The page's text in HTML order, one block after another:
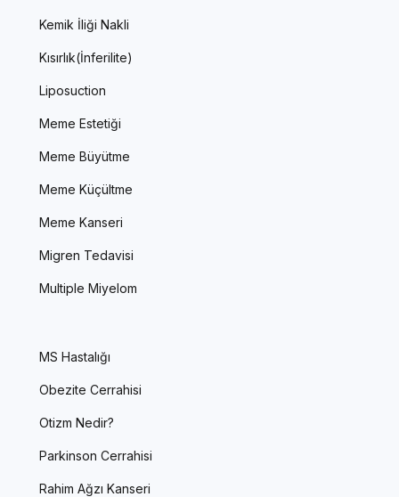
Kemik İliği Nakli
Kısırlık(İnferilite)
Liposuction
Meme Estetiği
Meme Büyütme
Meme Küçültme
Meme Kanseri
Migren Tedavisi
Multiple Miyelom
MS Hastalığı
Obezite Cerrahisi
Otizm Nedir?
Parkinson Cerrahisi
Rahim Ağzı Kanseri